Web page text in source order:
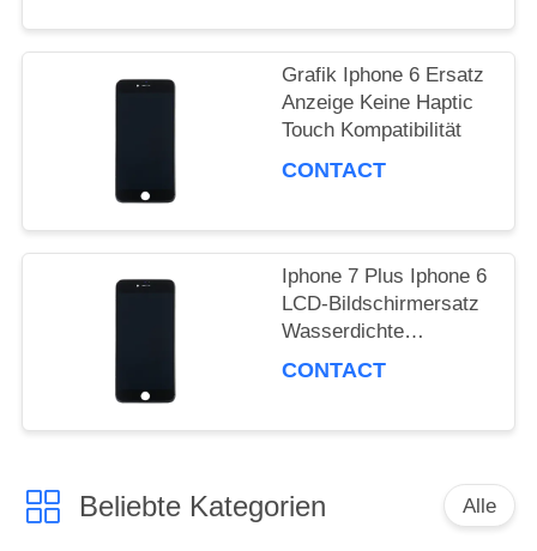
Grafik Iphone 6 Ersatz
Anzeige Keine Haptic
Touch Kompatibilität
CONTACT
Iphone 7 Plus Iphone 6
LCD-Bildschirmersatz
Wasserdichte
Grafikbildschirm
CONTACT
Beliebte Kategorien Alle